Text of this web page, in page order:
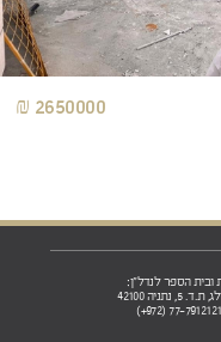
2650000 ₪